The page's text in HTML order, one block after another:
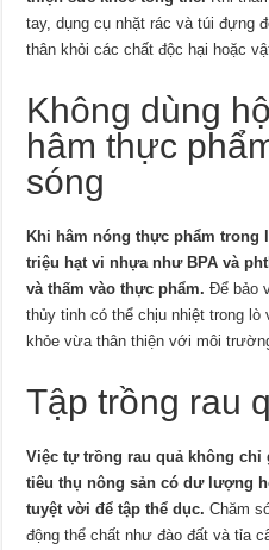
tay, dụng cụ nhặt rác và túi đựng
thân khỏi các chất độc hại hoặc
Không dùng
hâm thực
sóng
Khi hâm nóng thực phẩm trong
triệu hạt vi nhựa như BPA và
và thấm vào thực phẩm. Để bảo
thủy tinh có thể chịu nhiệt trong
khỏe vừa thân thiện với môi
Tập trồng rau
Việc tự trồng rau quả không
tiêu thụ nông sản có dư lượng
tuyệt vời để tập thể dục. Chăm
động thể chất như đào đất và tỉa